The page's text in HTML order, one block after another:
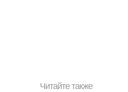
Читайте также